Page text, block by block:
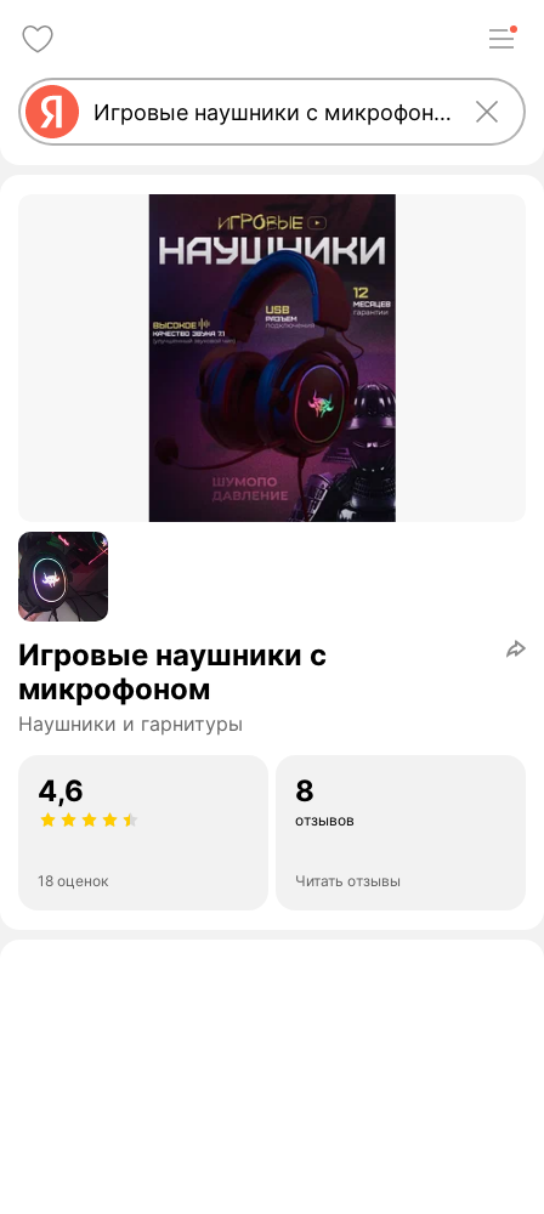
Игровые наушники с
микрофоном
Наушники и гарнитуры
4,6
18 оценок
8
отзывов
Читать отзывы